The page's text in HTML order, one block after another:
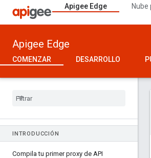
Apigee Edge Nube
Apigee Edge
COMENZAR DESARROLLO
INTRODUCCIÓN
Compila tu primer proxy de API